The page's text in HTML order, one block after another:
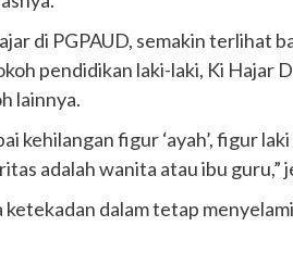
di PGPAUD, semakin terlihat
pendidikan laki-laki, Ki Hajar
lainnya.
kehilangan figur ‘ayah’, figur
adalah wanita atau ibu guru,”
dalam tetap